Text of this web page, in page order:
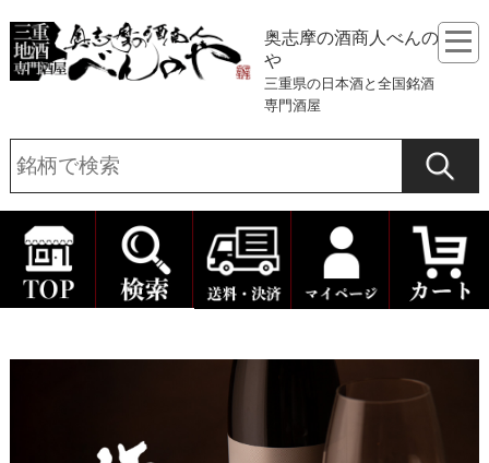
奥志摩の酒商人べんの
や
三重県の日本酒と全国銘酒
専門酒屋